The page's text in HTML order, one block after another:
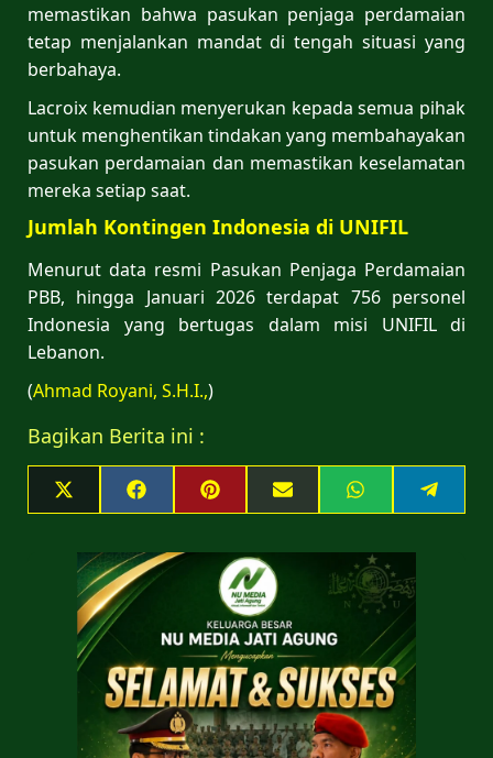
memastikan bahwa pasukan penjaga perdamaian
tetap menjalankan mandat di tengah situasi yang
berbahaya.
Lacroix kemudian menyerukan kepada semua pihak
untuk menghentikan tindakan yang membahayakan
pasukan perdamaian dan memastikan keselamatan
mereka setiap saat.
Jumlah Kontingen Indonesia di UNIFIL
Menurut data resmi Pasukan Penjaga Perdamaian
PBB, hingga Januari 2026 terdapat 756 personel
Indonesia yang bertugas dalam misi UNIFIL di
Lebanon.
(Ahmad Royani, S.H.I.,)
Bagikan Berita ini :